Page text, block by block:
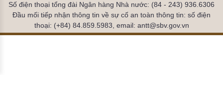
Số điện thoại tổng đài Ngân hàng Nhà nước: (84 - 243) 936.6306
Đầu mối tiếp nhận thông tin về sự cố an toàn thông tin: số điện
thoại: (+84) 84.859.5983, email: antt@sbv.gov.vn